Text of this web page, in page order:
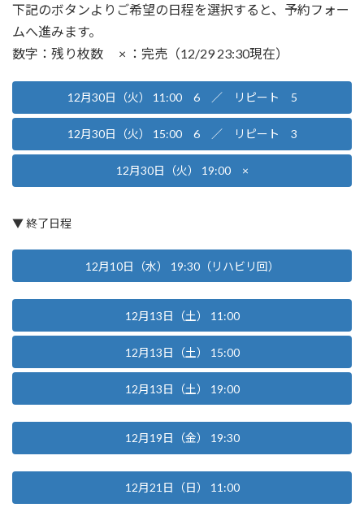
下記のボタンよりご希望の日程を選択すると、予約フォー
ムへ進みます。
数字：残り枚数 × ：完売（12/29 23:30現在）
12月30日（火） 11:00 6 ／ リピート 5
12月30日（火） 15:00 6 ／ リピート 3
12月30日（火） 19:00 ×
▼ 終了日程
12月10日（水） 19:30（リハビリ回）
12月13日（土） 11:00
12月13日（土） 15:00
12月13日（土） 19:00
12月19日（金） 19:30
12月21日（日） 11:00